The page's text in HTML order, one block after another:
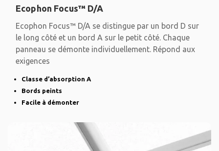
Ecophon Focus™ D/A
Ecophon Focus™ D/A se distingue par un bord D sur
le long côté et un bord A sur le petit côté. Chaque
panneau se démonte individuellement. Répond aux
exigences
Classe d’absorption A
Bords peints
Facile à démonter